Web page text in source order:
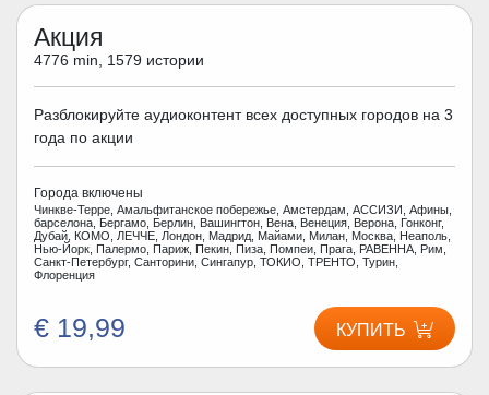
Акция
4776 min, 1579 истории
Разблокируйте аудиоконтент всех доступных городов на 3
года по акции
Города включены
Чинкве-Терре, Амальфитанское побережье, Амстердам, АССИЗИ, Афины,
барселона, Бергамо, Берлин, Вашингтон, Вена, Венеция, Верона, Гонконг,
Дубай, КОМО, ЛЕЧЧЕ, Лондон, Мадрид, Майами, Милан, Москва, Неаполь,
Нью-Йорк, Палермо, Париж, Пекин, Пиза, Помпеи, Прага, РАВЕННА, Рим,
Санкт-Петербург, Санторини, Сингапур, ТОКИО, ТРЕНТО, Турин,
Флоренция
€ 19,99 КУПИТЬ